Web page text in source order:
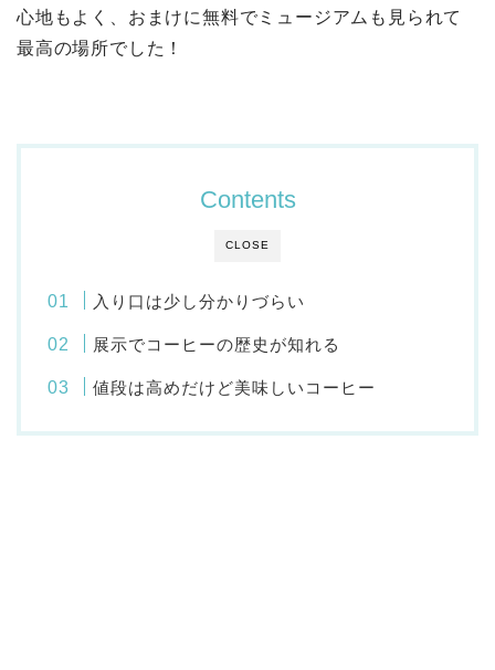
心地もよく、おまけに無料でミュージアムも見られて
最高の場所でした！
CLOSE
Contents
入り口は少し分かりづらい
展示でコーヒーの歴史が知れる
値段は高めだけど美味しいコーヒー